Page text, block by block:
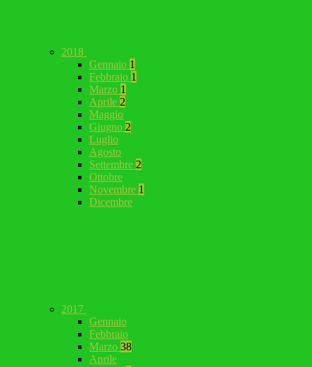
2018
Gennaio 1
Febbraio 1
Marzo 1
Aprile 2
Maggio
Giugno 2
Luglio
Agosto
Settembre 2
Ottobre
Novembre 1
Dicembre
2017
Gennaio
Febbraio
Marzo 38
Aprile